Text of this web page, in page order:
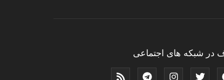
در شبکه های اجتماعی